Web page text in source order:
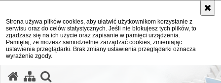
Strona używa plików cookies, aby ułatwić użytkownikom korzystanie z
serwisu oraz do celów statystycznych. Jeśli nie blokujesz tych plików, to
zgadzasz się na ich użycie oraz zapisanie w pamięci urządzenia.
Pamiętaj, że możesz samodzielnie zarządzać cookies, zmieniając
ustawienia przeglądarki. Brak zmiany ustawienia przeglądarki oznacza
wyrażenie zgody.